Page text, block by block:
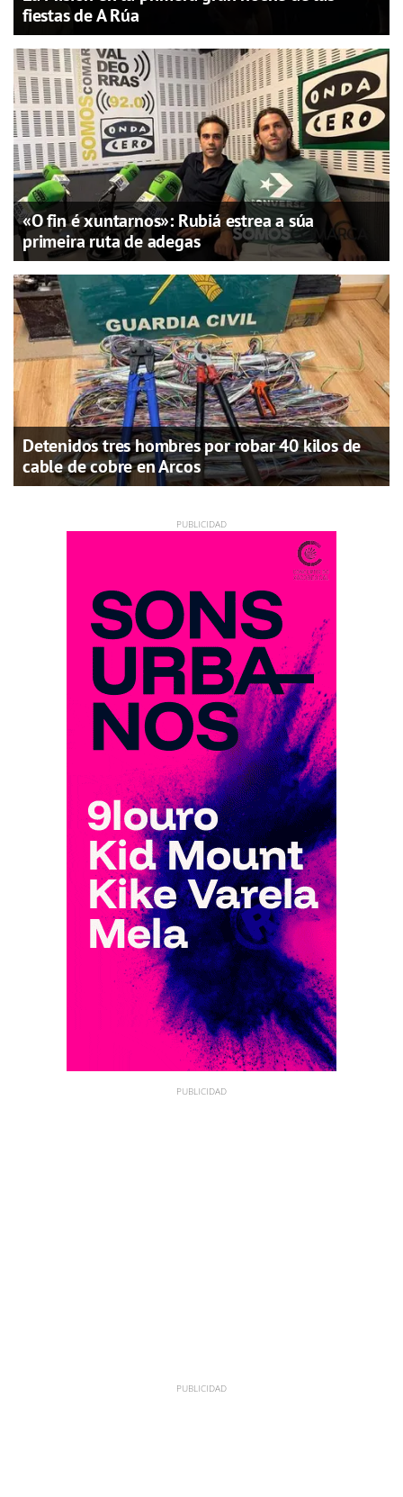
fiestas de A Rúa
«O fin é xuntarnos»: Rubiá estrea a súa
primeira ruta de adegas
Detenidos tres hombres por robar 40 kilos de
cable de cobre en Arcos